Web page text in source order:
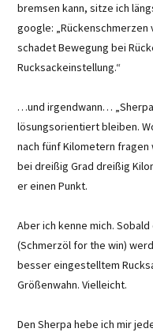
bremsen kann, sitze ich
google: „Rückenschmerzen
schadet Bewegung bei
Rucksackeinstellung.“
…und irgendwann…
lösungsorientiert bleiben.
nach fünf Kilometern
bei dreißig Grad dreißig
er einen Punkt.
Aber ich kenne mich.
(Schmerzöl for the win)
besser eingestelltem
Größenwahn. Vielleicht.
Den Sherpa hebe ich mir